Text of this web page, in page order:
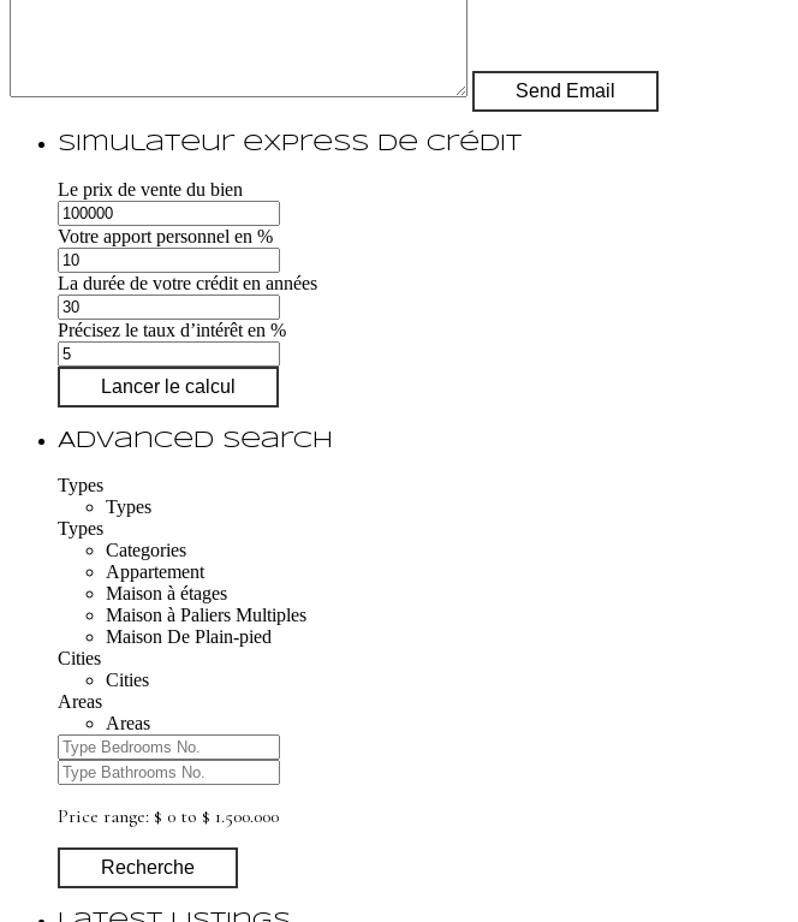
Simulateur express de crédit
Le prix de vente du bien
Votre apport personnel en %
La durée de votre crédit en années
Précisez le taux d’intérêt en %
Lancer le calcul
Advanced Search
Types
Types
Types
Categories
Appartement
Maison à étages
Maison à Paliers Multiples
Maison De Plain-pied
Cities
Cities
Areas
Areas
Price range: $ 0 to $ 1.500.000
Recherche